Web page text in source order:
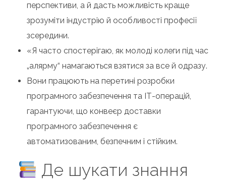
перспективи, а й дасть можливість краще
зрозуміти індустрію й особливості професії
зсередини.
«Я часто спостерігаю, як молоді колеги під час
„алярму“ намагаються взятися за все й одразу.
Вони працюють на перетині розробки
програмного забезпечення та ІТ-операцій,
гарантуючи, що конвеєр доставки
програмного забезпечення є
автоматизованим, безпечним і стійким.
Де шукати знання